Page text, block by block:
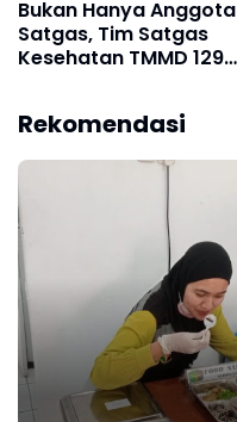
Bukan Hanya Anggota
Satgas, Tim Satgas
Kesehatan TMMD 129
Rekomendasi